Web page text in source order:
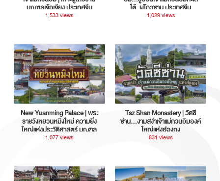
มณฑลเจ้อเจียง ประเทศจีน
1,533 views
ใต้, ผู่โถวซาน ประเทศจีน
1,029 views
New Yuanming Palace | พระ
ราชวังหยวนหมิงใหม่ ความยิ่ง
ใหญ่แห่งประวัติศาสตร์ มณฑล
กวางตุ้ง ประเทศจีน
1,077 views
Tsz Shan Monastery | วัดซี
ซ่าน…งามสง่าเจ้าแม่กวนอิมองค์
ใหญ่แห่งฮ่องกง
831 views